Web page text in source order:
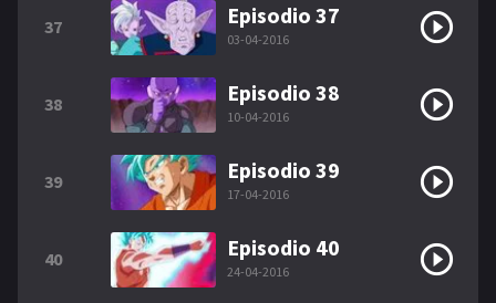
37 Episodio 37
03-04-2016
38 Episodio 38
10-04-2016
39 Episodio 39
17-04-2016
40 Episodio 40
24-04-2016